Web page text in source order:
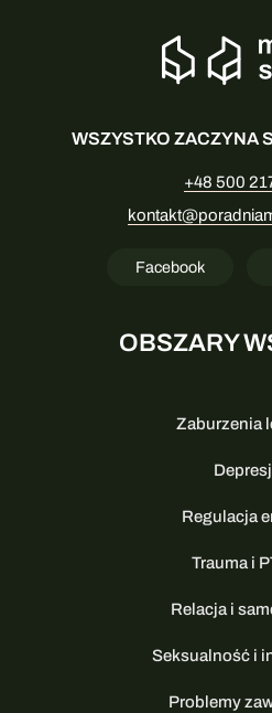
WSZYSTKO ZACZYNA
+48 500
Facebook
OBSZARY
Zaburzenia
Regulacja
Trauma i
Relacja i
Seksualność i
Problemy